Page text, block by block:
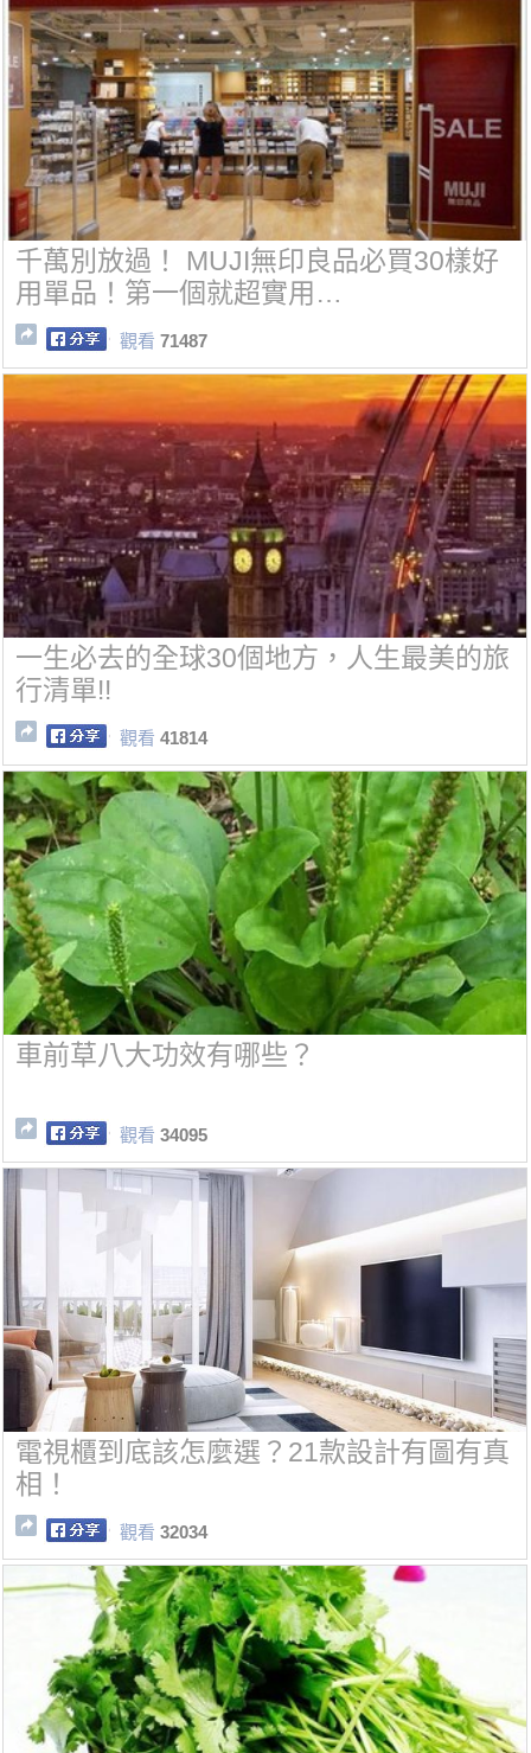
千萬別放過！ MUJI無印良品必買30樣好
用單品！第一個就超實用…
觀看 71487
一生必去的全球30個地方，人生最美的旅
行清單!!
觀看 41814
車前草八大功效有哪些？
觀看 34095
電視櫃到底該怎麼選？21款設計有圖有真
相！
觀看 32034